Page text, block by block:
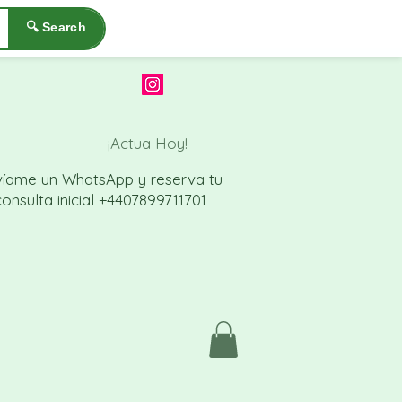
🔍 Search
¡Actua Hoy!
un WhatsApp y reserva tu
inicial +4407899711701